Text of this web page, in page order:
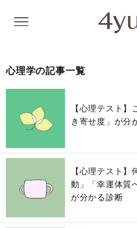
心理学の記事一覧
【心理テスト】
き寄せ度」が分
【心理テスト
動」「幸運体質
が分かる診断